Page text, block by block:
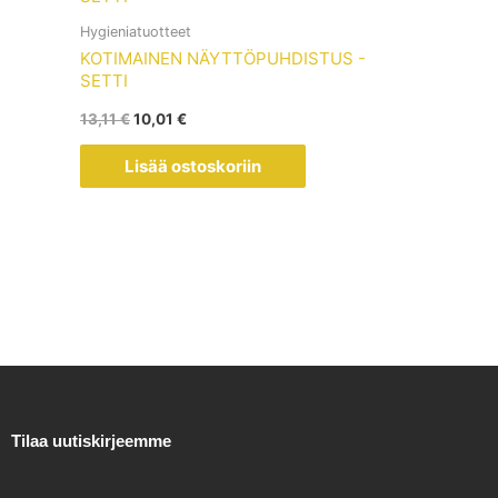
Hygieniatuotteet
KOTIMAINEN NÄYTTÖPUHDISTUS -
SETTI
13,11€10,01 €
Lisää ostoskoriin
Tilaa uutiskirjeemme